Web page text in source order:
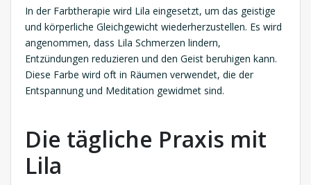
In der Farbtherapie wird Lila eingesetzt, um das geistige
und körperliche Gleichgewicht wiederherzustellen. Es wird
angenommen, dass Lila Schmerzen lindern,
Entzündungen reduzieren und den Geist beruhigen kann.
Diese Farbe wird oft in Räumen verwendet, die der
Entspannung und Meditation gewidmet sind.
Die tägliche Praxis mit
Lila